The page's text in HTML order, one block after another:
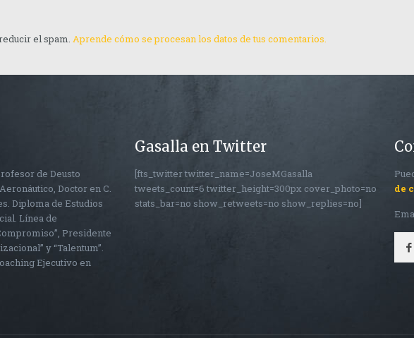
el spam. Aprende cómo se procesan los datos de tus comentarios.
de Deusto
Doctor en C.
Diploma de Estudios
Línea de
Presidente
y “Talentum”.
Ejecutivo en
Gasalla en Twitter
[fts_twitter twitter_name=JoseMGasalla
tweets_count=6 twitter_height=300px cover_photo=no
stats_bar=no show_retweets=no show_replies=no]
de